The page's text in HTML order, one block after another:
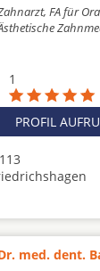
FA für
1
PROFIL
med. dent.